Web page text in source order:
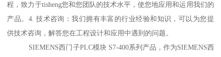
程，致力于tisheng您和您团队的技术水平，使您地应用和运用我们的
产品。4. 技术咨询：我们拥有丰富的行业经验和知识，可以为您提
供技术咨询，解答您在工程设计和应用中遇到的问题。
SIEMENS西门子PLC模块 S7-400系列产品，作为SIEMENS西